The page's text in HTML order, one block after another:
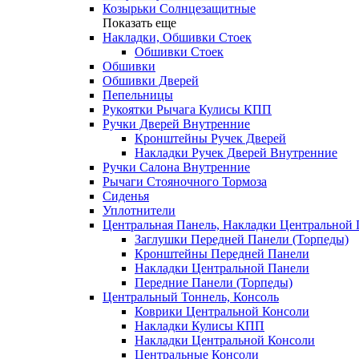
Козырьки Солнцезащитные
Показать еще
Накладки, Обшивки Стоек
Обшивки Стоек
Обшивки
Обшивки Дверей
Пепельницы
Рукоятки Рычага Кулисы КПП
Ручки Дверей Внутренние
Кронштейны Ручек Дверей
Накладки Ручек Дверей Внутренние
Ручки Салона Внутренние
Рычаги Стояночного Тормоза
Сиденья
Уплотнители
Центральная Панель, Накладки Центральной
Заглушки Передней Панели (Торпеды)
Кронштейны Передней Панели
Накладки Центральной Панели
Передние Панели (Торпеды)
Центральный Тоннель, Консоль
Коврики Центральной Консоли
Накладки Кулисы КПП
Накладки Центральной Консоли
Центральные Консоли